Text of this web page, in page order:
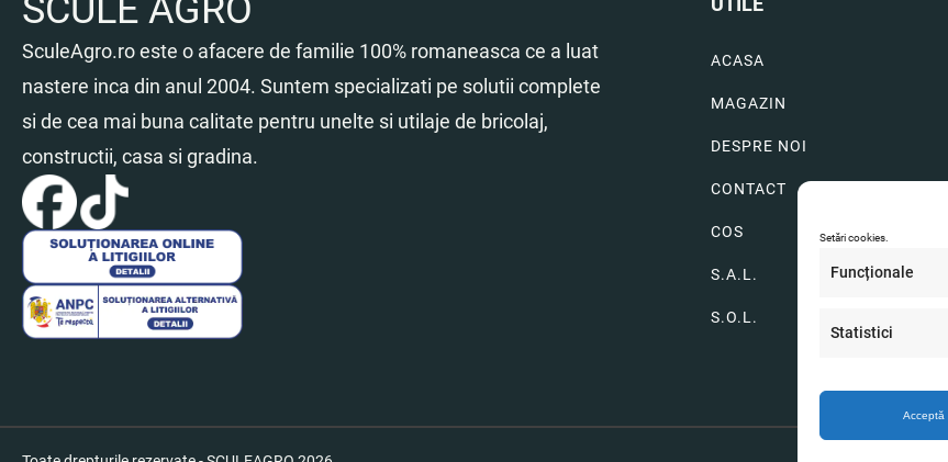
Setări cookies.
Funcționale
Statistici
Acceptă
SCULE AGRO
SculeAgro.ro este o afacere de familie 100% romaneasca ce a luat
nastere inca din anul 2004. Suntem specializati pe solutii complete
si de cea mai buna calitate pentru unelte si utilaje de bricolaj,
constructii, casa si gradina.
ACASA
MAGAZIN
DESPRE NOI
CONTACT
COS
S.A.L.
S.O.L.